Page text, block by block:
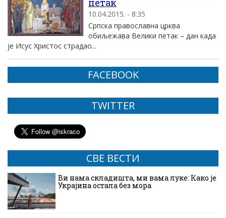
петак
10.04.2015. - 8:35
Српска православна црква
обиљежава Велики петак – дан када
је Исус Христос страдао...
FACEBOOK
TWITTER
СВЕ ВЕСТИ
Ви нама складишта, ми вама луке: Како је
Украјина остала без мора